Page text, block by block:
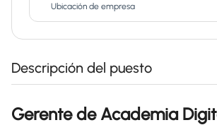
Ubicación de empresa
Descripción del puesto
Gerente de Academia